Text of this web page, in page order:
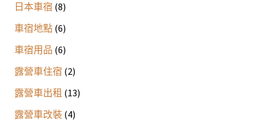
日本車宿 (8)
車宿地點(6)
車宿用品 (6)
露營車住宿 (2)
露營車出租 (13)
露營車改裝(4)